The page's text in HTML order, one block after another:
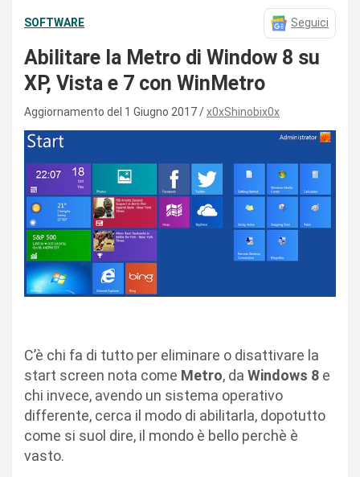
SOFTWARE Seguici
Abilitare la Metro di Window 8 su
XP, Vista e 7 con WinMetro
Aggiornamento del 1 Giugno 2017 x0xShinobix0x
C’è chi fa di tutto per eliminare o disattivare la
start screen nota come Metro, da Windows 8 e
chi invece, avendo un sistema operativo
differente, cerca il modo di abilitarla, dopotutto
come si suol dire, il mondo è bello perchè è
vasto.